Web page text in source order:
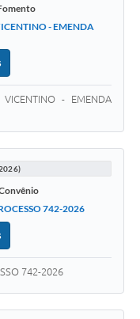
- EMENDA
- EMENDA
742-2026
742-2026